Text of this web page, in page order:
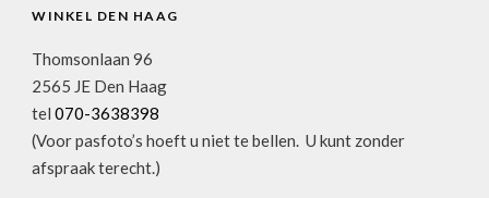
WINKEL DEN HAAG
Thomsonlaan 96
2565 JE Den Haag
tel 070-3638398
(Voor pasfoto’s hoeft u niet te bellen. U kunt zonder
afspraak terecht.)